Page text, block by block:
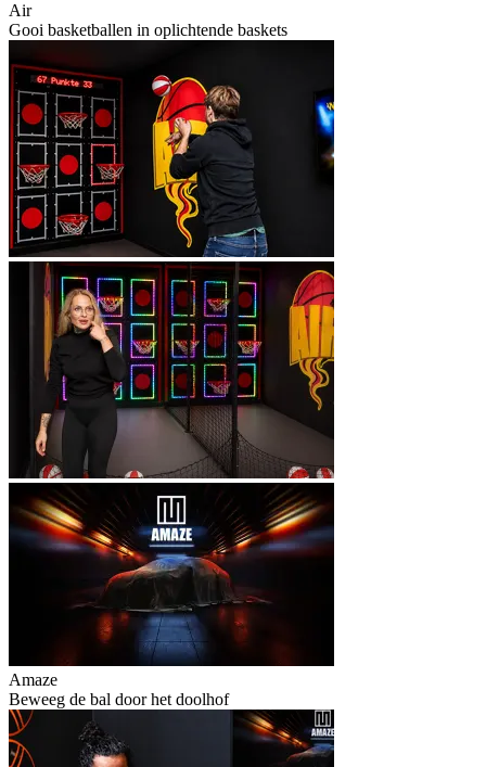
Air
Gooi basketballen in oplichtende baskets
Amaze
Beweeg de bal door het doolhof